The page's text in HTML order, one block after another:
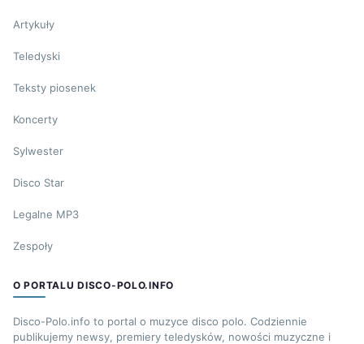
Artykuły
Teledyski
Teksty piosenek
Koncerty
Sylwester
Disco Star
Legalne MP3
Zespoły
O PORTALU DISCO-POLO.INFO
Disco-Polo.info to portal o muzyce disco polo. Codziennie
publikujemy newsy, premiery teledysków, nowości muzyczne i